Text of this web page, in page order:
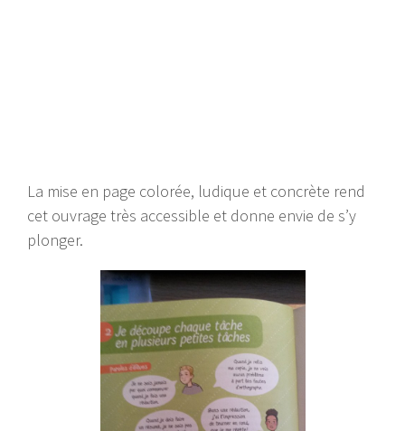
La mise en page colorée, ludique et concrète rend
cet ouvrage très accessible et donne envie de s’y
plonger.